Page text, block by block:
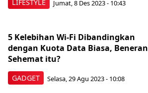
LIFESTYLE Jumat, 8 Des 2023 - 10:43
GADGET
5 Kelebihan Wi-Fi Dibandingkan
dengan Kuota Data Biasa, Beneran
Sehemat itu?
Selasa, 29 Agu 2023 - 10:08